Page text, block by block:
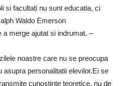
si facultati nu sunt educatia, ci
Waldo Emerson
a merge ajutat si indrumat. –
noastre care nu se preocupa
asupra personalitatii elevilor.Ei se
cunostinte teoretice, nu de